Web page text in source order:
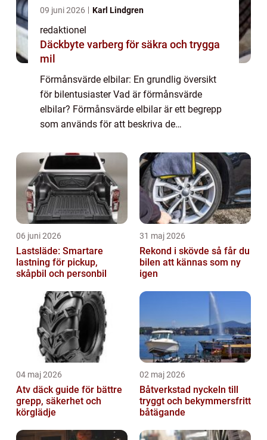
09 juni 2026 Karl Lindgren
redaktionel
Däckbyte varberg för säkra och trygga
mil
Förmånsvärde elbilar: En grundlig översikt
för bilentusiaster Vad är förmånsvärde
elbilar? Förmånsvärde elbilar är ett begrepp
som används för att beskriva de
med att äga och använda elbilar. Detta
inkluderar allt...
06 juni 2026
Lastsläde: Smartare
lastning för pickup,
skåpbil och personbil
31 maj 2026
Rekond i skövde så får du
bilen att kännas som ny
igen
04 maj 2026
Atv däck guide för bättre
grepp, säkerhet och
körglädje
02 maj 2026
Båtverkstad nyckeln till
tryggt och bekymmersfritt
båtägande